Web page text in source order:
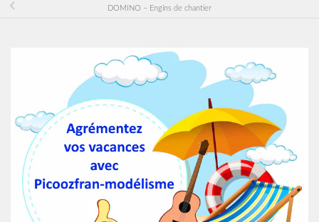
DOMINO – Engins de chantier